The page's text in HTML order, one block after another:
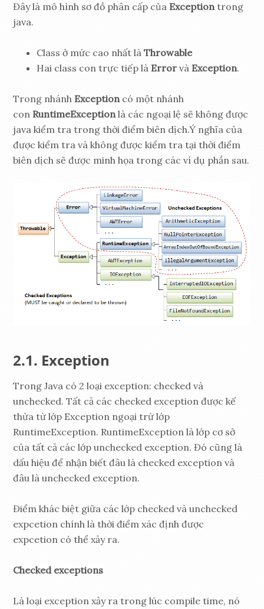
Đây là mô hình sơ đồ phân cấp của Exceptiontrong
java.
Class ở mức cao nhất làThrowable
Hai class con trực tiếp làErrorvà Exception.
Trong nhánhExceptioncó một nhánh
con RuntimeExceptionlà các ngoại lệ sẽ không được
java kiểm tra trong thời điểm biên dịch.Ý nghĩa của
được kiểm tra và không được kiểm tra tại thời điểm
biên dịch sẽ được minh họa trong các ví dụ phần sau.
Exception
Trong Java có 2 loại exception: checked và
unchecked. Tất cả các checked exception được kế
thừa từ lớp Exception ngoại trừ lớp
RuntimeException. RuntimeException là lớp cơ sở
của tất cả các lớp unchecked exception. Đó cũng là
dấu hiệu để nhận biết đâu là checked exception và
đâu là unchecked exception.
Điểm khác biệt giữa các lớp checked và unchecked
expcetion chính là thời điểm xác định được
expcetion có thể xảy ra.
Checked exceptions
Là loại exception xảy ra trong lúc compile time, nó